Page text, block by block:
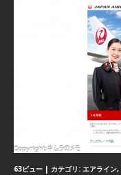
63ビュー | カテゴリ: エアライン,